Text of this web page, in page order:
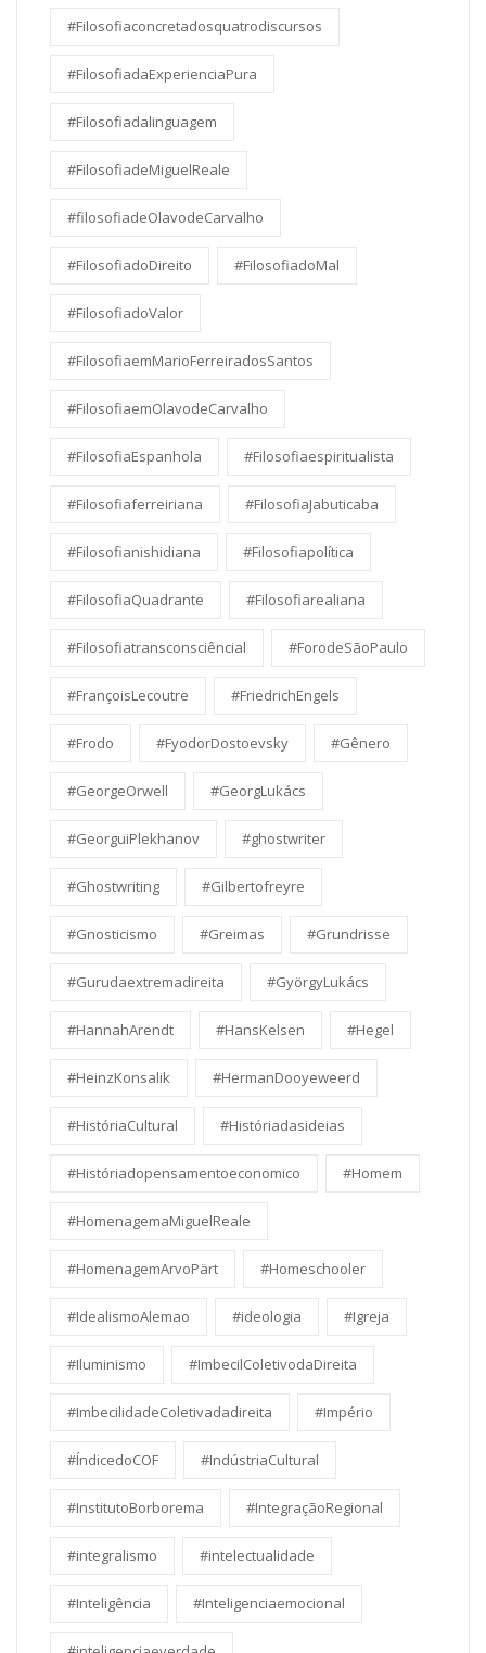
#Filosofiaconcretadosquatrodiscursos
#FilosofiadaExperienciaPura
#Filosofiadalinguagem
#FilosofiadeMiguelReale
#filosofiadeOlavodeCarvalho
#FilosofiadoDireito #FilosofiadoMal
#FilosofiadoValor
#FilosofiaemMarioFerreiradosSantos
#FilosofiaemOlavodeCarvalho
#FilosofiaEspanhola #Filosofiaespiritualista
#Filosofiaferreiriana #FilosofiaJabuticaba
#Filosofianishidiana #Filosofiapolítica
#FilosofiaQuadrante #Filosofiarealiana
#Filosofiatransconsciêncial #ForodeSãoPaulo
#FrançoisLecoutre #FriedrichEngels
#Frodo #FyodorDostoevsky #Gênero
#GeorgeOrwell #GeorgLukács
#GeorguiPlekhanov #ghostwriter
#Ghostwriting #Gilbertofreyre
#Gnosticismo #Greimas #Grundrisse
#Gurudaextremadireita #GyörgyLukács
#HannahArendt #HansKelsen #Hegel
#HeinzKonsalik #HermanDooyeweerd
#HistóriaCultural #Históriadasideias
#Históriadopensamentoeconomico #Homem
#HomenagemaMiguelReale
#HomenagemArvoPärt #Homeschooler
#IdealismoAlemao #ideologia #Igreja
#Iluminismo #ImbecilColetivodaDireita
#ImbecilidadeColetivadadireita #Império
#ÍndicedoCOF #IndústriaCultural
#InstitutoBorborema #IntegraçãoRegional
#integralismo #intelectualidade
#Inteligência #Inteligenciaemocional